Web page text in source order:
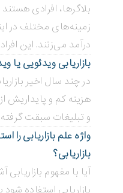
بلاگر‌ها، افرادی
زمینه‌های مختلف در
درآمد می‌زنند. این
بازاریابی ویدئویی
در چند سال اخیر
هزینه کم و پایداریش
و تبلیغات سبقت
واژه علم بازاریابی را
بازاریابی؟
آیا با مفهوم
بازاریابی استفاده